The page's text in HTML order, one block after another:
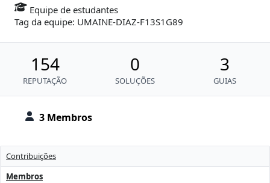
3 Membros
Equipe de estudantes
Tag da equipe: UMAINE-DIAZ-F13S1G89
154
REPUTAÇÃO
0
SOLUÇÕES
3
GUIAS
Contribuições
Membros